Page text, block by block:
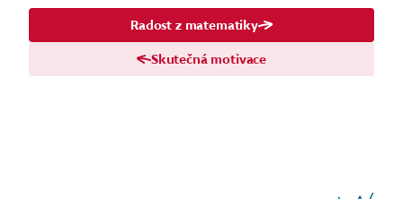
Skutečná motivace
Radost z matematiky